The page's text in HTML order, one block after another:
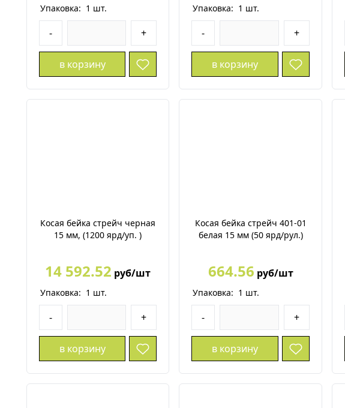
Упаковка: 1 шт.
- +
в корзину
Упаковка: 1 шт.
- +
в корзину
Косая бейка стрейч черная
15 мм, (1200 ярд/уп. )
14 592.52 руб/шт
Упаковка: 1 шт.
- +
в корзину
Косая бейка стрейч 401-01
белая 15 мм (50 ярд/рул.)
664.56 руб/шт
Упаковка: 1 шт.
- +
в корзину